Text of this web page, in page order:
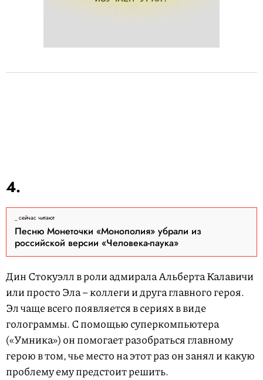
4.
сейчас читают
Песню Монеточки «Монополия» убрали из
российской версии «Человека-паука»
Дин Стокуэлл в роли адмирала Альберта Калавичи
или просто Эла – коллеги и друга главного героя.
Эл чаще всего появляется в сериях в виде
голограммы. С помощью суперкомпьютера
(«Умника») он помогает разобраться главному
герою в том, чье место на этот раз он занял и какую
проблему ему предстоит решить.